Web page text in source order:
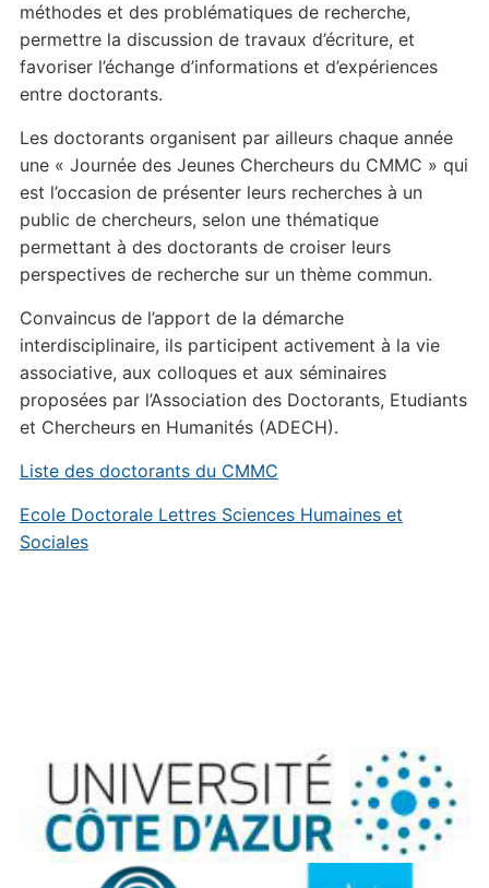
méthodes et des problématiques de recherche,
permettre la discussion de travaux d’écriture, et
favoriser l’échange d’informations et d’expériences
entre doctorants.
Les doctorants organisent par ailleurs chaque année
une « Journée des Jeunes Chercheurs du CMMC » qui
est l’occasion de présenter leurs recherches à un
public de chercheurs, selon une thématique
permettant à des doctorants de croiser leurs
perspectives de recherche sur un thème commun.
Convaincus de l’apport de la démarche
interdisciplinaire, ils participent activement à la vie
associative, aux colloques et aux séminaires
proposées par l’Association des Doctorants, Etudiants
et Chercheurs en Humanités (ADECH).
Liste des doctorants du CMMC
Ecole Doctorale Lettres Sciences Humaines et
Sociales